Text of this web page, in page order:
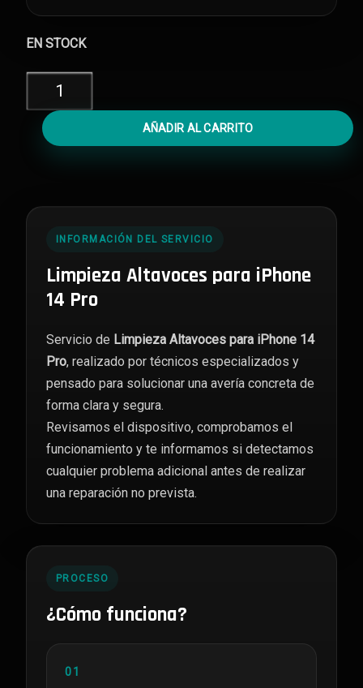
EN STOCK
Limpieza
Altavoces
iPhone
AÑADIR AL CARRITO
INFORMACIÓN DEL SERVICIO
Limpieza Altavoces para iPhone
14 Pro
Servicio de Limpieza Altavoces para iPhone 14
Pro, realizado por técnicos especializados y
pensado para solucionar una avería concreta de
forma clara y segura.
Revisamos el dispositivo, comprobamos el
funcionamiento y te informamos si detectamos
cualquier problema adicional antes de realizar
una reparación no prevista.
PROCESO
¿Cómo funciona?
01